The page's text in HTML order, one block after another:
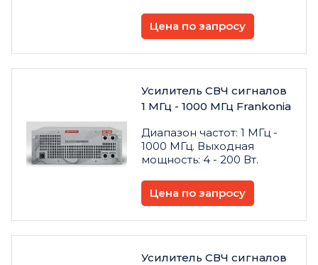
Цена по запросу
Усилитель СВЧ сигналов
1 МГц - 1000 МГц Frankonia
Диапазон частот: 1 МГц -
1000 МГц. Выходная
мощность: 4 - 200 Вт.
Цена по запросу
Усилитель СВЧ сигналов